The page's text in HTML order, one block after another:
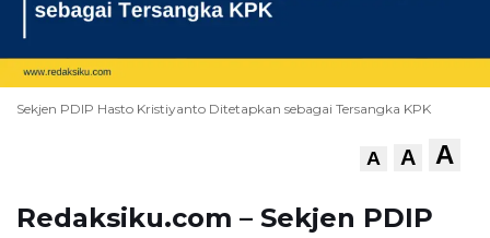
Sekjen PDIP Hasto Kristiyanto Ditetapkan sebagai Tersangka KPK
A A A
Redaksiku.com – Sekjen PDIP